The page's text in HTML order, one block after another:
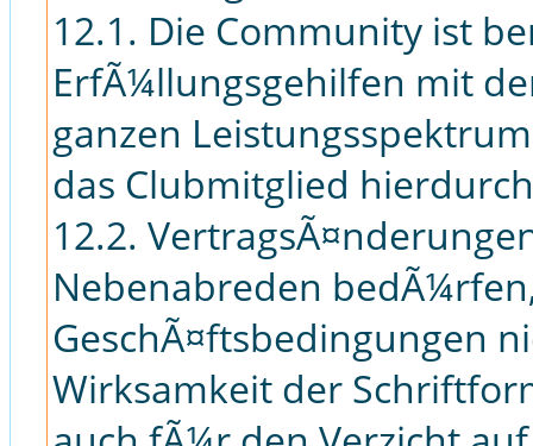
12.1. Die Community ist
ErfÃ¼llungsgehilfen mit
ganzen
das Clubmitglied
12.2.
Nebenabreden
GeschÃ¤ftsbedingungen
Wirksamkeit der